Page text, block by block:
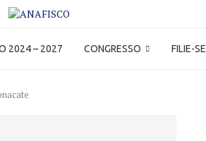
2024 – 2027 CONGRESSO FILIE-SE